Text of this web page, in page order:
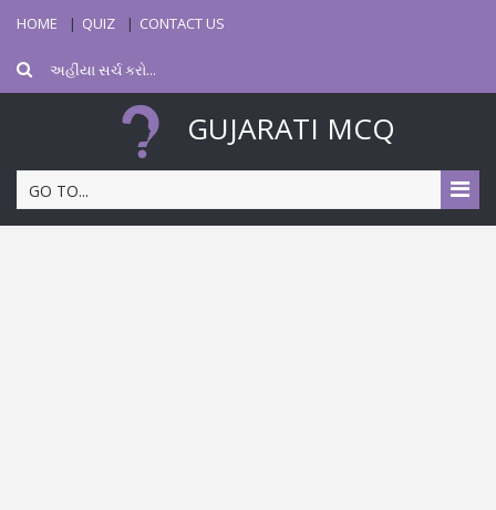
HOME QUIZ CONTACT US
GUJARATI MCQ
GO TO...